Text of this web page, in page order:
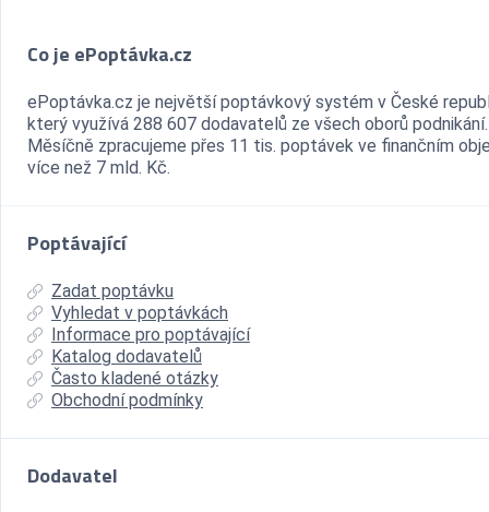
Co je ePoptávka.cz
ePoptávka.cz je největší poptávkový systém v České
který využívá 288 607 dodavatelů ze všech oborů podnikání.
Měsíčně zpracujeme přes 11 tis. poptávek ve finančním
více než 7 mld. Kč.
Poptávající
Zadat poptávku
Vyhledat v poptávkách
Informace pro poptávající
Katalog dodavatelů
Často kladené otázky
Obchodní podmínky
Dodavatel